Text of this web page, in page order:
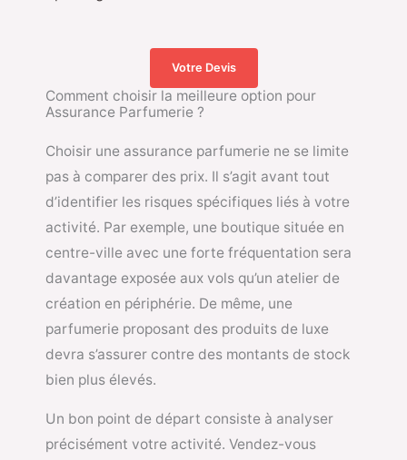
Votre Devis
Comment choisir la meilleure option pour
Assurance Parfumerie ?
Choisir une assurance parfumerie ne se limite
pas à comparer des prix. Il s’agit avant tout
d’identifier les risques spécifiques liés à votre
activité. Par exemple, une boutique située en
centre-ville avec une forte fréquentation sera
davantage exposée aux vols qu’un atelier de
création en périphérie. De même, une
parfumerie proposant des produits de luxe
devra s’assurer contre des montants de stock
bien plus élevés.
Un bon point de départ consiste à analyser
précisément votre activité. Vendez-vous